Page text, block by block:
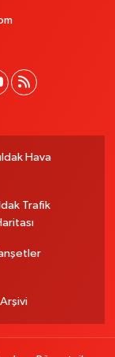
Hava
Trafik